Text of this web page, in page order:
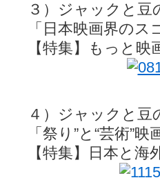
３）ジャックと豆
「日本映画界の
【特集】もっと
４）ジャックと豆
「祭り”と“芸術”映
【特集】日本と